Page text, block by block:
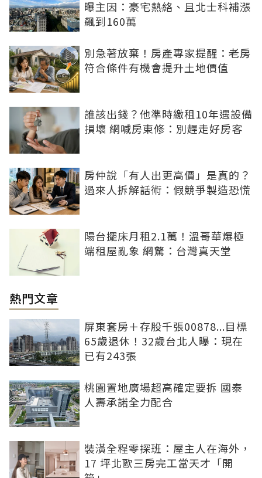
曝主因：豪宅熱絡、且北士科補漲
飆到160萬
別急著放棄！房產專家提醒：老房
符合條件有機會提升土地價值
誰該出錢？他準時繳租10年遇設備
損壞 網喊房東修：別趕走好房客
房仲說「有人出更高價」是真的？
過來人拆解話術：假競爭製造恐慌
陽台擺床月租2.1萬！溫哥華爆極
端租屋亂象 網驚：台灣真天堂
熱門文章
屏東套房＋存股千張00878...目標
65歲退休！32歲台北人曝：現在
已有243張
桃園置地廣場超高確定要拆 國泰
人壽承諾全力配合
裝潢全程零探班：屋主人在海外，
17 坪北歐三房完工當天才「開